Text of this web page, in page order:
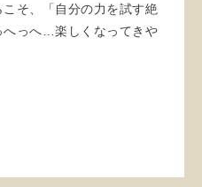
そ、「自分の力を試す絶
へっへ…楽しくなってきや